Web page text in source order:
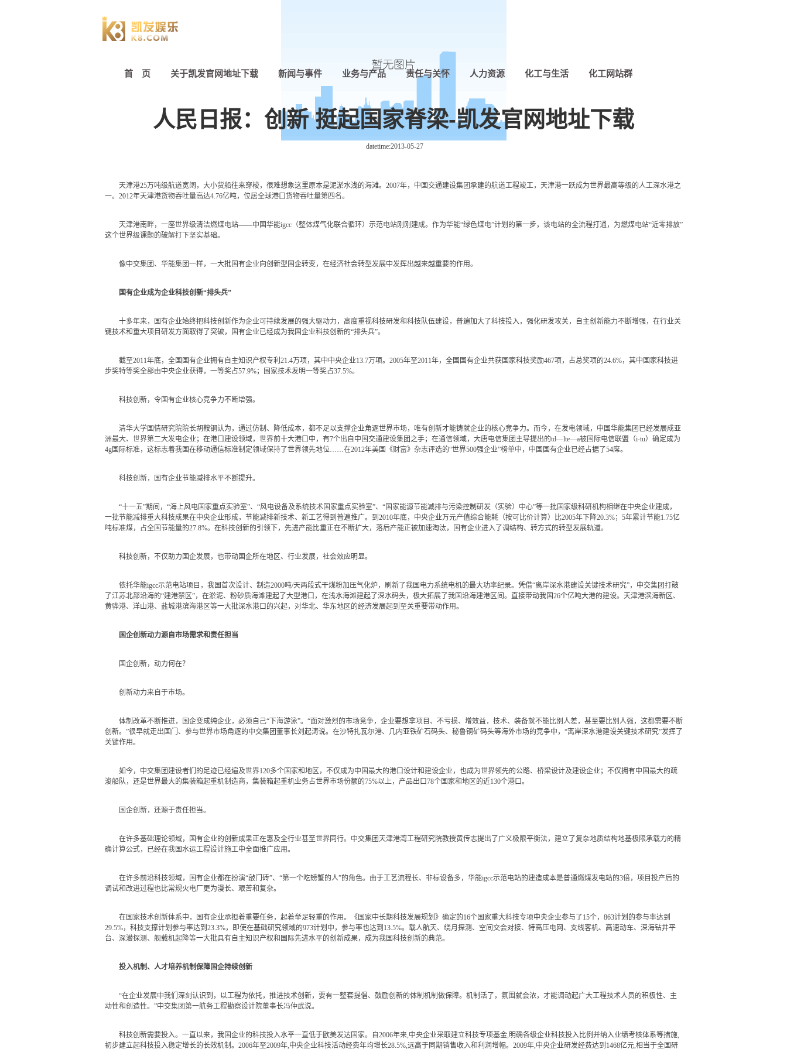
首 页 关于凯发官网地址下载 新闻与事件 业务与产品 责任与关怀 人力资源 化工与生活 化工网站群
人民日报：创新 挺起国家脊梁-凯发官网地址下载
datetime:2013-05-27
天津港25万吨级航道宽阔，大小货船往来穿梭，很难想象这里原本是泥淤水浅的海滩。2007年，中国交通建设集团承建的航道工程竣工，天津港一跃成为世界最高等级的人工深水港之
一。2012年天津港货物吞吐量高达4.76亿吨，位居全球港口货物吞吐量第四名。
天津港南畔，一座世界级清洁燃煤电站——中国华能igcc（整体煤气化联合循环）示范电站刚刚建成。作为华能“绿色煤电”计划的第一步，该电站的全流程打通，为燃煤电站“近零排放”
这个世界级课题的破解打下坚实基础。
像中交集团、华能集团一样，一大批国有企业向创新型国企转变，在经济社会转型发展中发挥出越来越重要的作用。
国有企业成为企业科技创新“排头兵”
十多年来，国有企业始终把科技创新作为企业可持续发展的强大驱动力，高度重视科技研发和科技队伍建设，普遍加大了科技投入，强化研发攻关，自主创新能力不断增强，在行业关
键技术和重大项目研发方面取得了突破，国有企业已经成为我国企业科技创新的“排头兵”。
截至2011年底，全国国有企业拥有自主知识产权专利21.4万项，其中中央企业13.7万项。2005年至2011年，全国国有企业共获国家科技奖励467项，占总奖项的24.6%，其中国家科技进
步奖特等奖全部由中央企业获得，一等奖占57.9%；国家技术发明一等奖占37.5%。
科技创新，令国有企业核心竞争力不断增强。
清华大学国情研究院院长胡鞍钢认为，通过仿制、降低成本，都不足以支撑企业角逐世界市场，唯有创新才能铸就企业的核心竞争力。而今，在发电领域，中国华能集团已经发展成亚
洲最大、世界第二大发电企业；在港口建设领域，世界前十大港口中，有7个出自中国交通建设集团之手；在通信领域，大唐电信集团主导提出的td—lte—a被国际电信联盟（i-tu）确定成为
4g国际标准，这标志着我国在移动通信标准制定领域保持了世界领先地位……在2012年美国《财富》杂志评选的“世界500强企业”榜单中，中国国有企业已经占据了54席。
科技创新，国有企业节能减排水平不断提升。
“十一五”期间，“海上风电国家重点实验室”、“风电设备及系统技术国家重点实验室”、“国家能源节能减排与污染控制研发（实验）中心”等一批国家级科研机构相继在中央企业建成，
一批节能减排重大科技成果在中央企业形成，节能减排新技术、新工艺得到普遍推广。到2010年底，中央企业万元产值综合能耗（按可比价计算）比2005年下降20.3%；5年累计节能1.75亿
吨标准煤，占全国节能量的27.8%。在科技创新的引领下，先进产能比重正在不断扩大，落后产能正被加速淘汰，国有企业进入了调结构、转方式的转型发展轨道。
科技创新，不仅助力国企发展，也带动国企所在地区、行业发展，社会效应明显。
依托华能igcc示范电站项目，我国首次设计、制造2000吨/天两段式干煤粉加压气化炉，刷新了我国电力系统电机的最大功率纪录。凭借“离岸深水港建设关键技术研究”，中交集团打破
了江苏北部沿海的“建港禁区”，在淤泥、粉砂质海滩建起了大型港口，在浅水海滩建起了深水码头，极大拓展了我国沿海建港区间。直接带动我国26个亿吨大港的建设。天津港滨海新区、
黄骅港、洋山港、盐城港滨海港区等一大批深水港口的兴起，对华北、华东地区的经济发展起到至关重要带动作用。
国企创新动力源自市场需求和责任担当
国企创新，动力何在？
创新动力来自于市场。
体制改革不断推进，国企变成纯企业，必须自己“下海游泳”。“面对激烈的市场竞争，企业要想拿项目、不亏损、增效益，技术、装备就不能比别人差，甚至要比别人强，这都需要不断
创新。”很早就走出国门、参与世界市场角逐的中交集团董事长刘起涛说。在沙特扎瓦尔港、几内亚铁矿石码头、秘鲁铜矿码头等海外市场的竞争中，“离岸深水港建设关键技术研究”发挥了
关键作用。
如今，中交集团建设者们的足迹已经遍及世界120多个国家和地区，不仅成为中国最大的港口设计和建设企业，也成为世界领先的公路、桥梁设计及建设企业；不仅拥有中国最大的疏
浚船队，还是世界最大的集装箱起重机制造商，集装箱起重机业务占世界市场份额的75%以上，产品出口78个国家和地区的近130个港口。
国企创新，还源于责任担当。
在许多基础理论领域，国有企业的创新成果正在惠及全行业甚至世界同行。中交集团天津港湾工程研究院教授黄传志提出了广义极限平衡法，建立了复杂地质结构地基极限承载力的精
确计算公式，已经在我国水运工程设计施工中全面推广应用。
在许多前沿科技领域，国有企业都在扮演“敲门砖”、“第一个吃螃蟹的人”的角色。由于工艺流程长、非标设备多，华能igcc示范电站的建造成本是普通燃煤发电站的3倍，项目投产后的
调试和改进过程也比常规火电厂更为漫长、艰苦和复杂。
在国家技术创新体系中，国有企业承担着重要任务，起着举足轻重的作用。《国家中长期科技发展规划》确定的16个国家重大科技专项中央企业参与了15个，863计划的参与率达到
29.5%，科技支撑计划参与率达到23.3%，即使在基础研究领域的973计划中，参与率也达到13.5%。载人航天、绕月探测、空间交会对接、特高压电网、支线客机、高速动车、深海钻井平
台、深潜探测、舰载机起降等一大批具有自主知识产权和国际先进水平的创新成果，成为我国科技创新的典范。
投入机制、人才培养机制保障国企持续创新
“在企业发展中我们深刻认识到，以工程为依托，推进技术创新，要有一整套提倡、鼓励创新的体制机制做保障。机制活了，氛围就会浓，才能调动起广大工程技术人员的积极性、主
动性和创造性。”中交集团第一航务工程勘察设计院董事长冯仲武说。
科技创新需要投入。一直以来，我国企业的科技投入水平一直低于欧美发达国家。自2006年来,中央企业采取建立科技专项基金,明确各级企业科技投入比例并纳入业绩考核体系等措施,
初步建立起科技投入稳定增长的长效机制。2006年至2009年,中央企业科技活动经费年均增长28.5%,远高于同期销售收入和利润增幅。2009年,中央企业研发经费达到1468亿元,相当于全国研